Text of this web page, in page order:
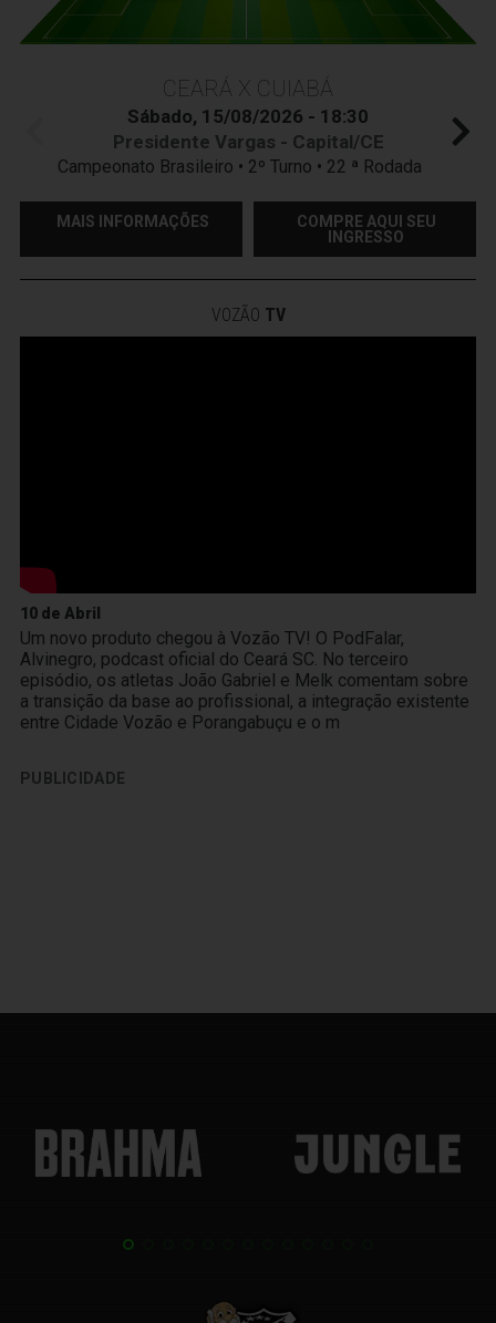
CEARÁ X CUIABÁ
Sábado, 15/08/2026 - 18:30
Presidente Vargas - Capital/CE
Campeonato Brasileiro • 2º Turno • 22 ª Rodada
MAIS INFORMAÇÕES
COMPRE AQUI SEU
INGRESSO
VOZÃO TV
10 de Abril
Um novo produto chegou à Vozão TV! O PodFalar,
Alvinegro, podcast oficial do Ceará SC. No terceiro
episódio, os atletas João Gabriel e Melk comentam sobre
a transição da base ao profissional, a integração existente
entre Cidade Vozão e Porangabuçu e o m
PUBLICIDADE